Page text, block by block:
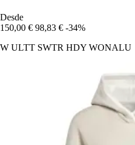
Desde
150,00 € 98,83 € -34%
W ULTT SWTR HDY WONALU